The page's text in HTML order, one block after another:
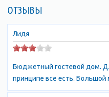
проведенных здесь Вы
помолодевшими. На южном
Алушты в сторону Судака
по красоте дорога приведет
можно разместиться в
недорогом частном секторе.
ОТЗЫВЫ
Лидя
Бюджетный гостевой дом.
принципе все есть. Большой